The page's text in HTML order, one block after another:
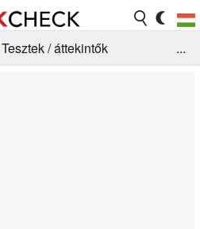
Tesztek / áttekintők
...